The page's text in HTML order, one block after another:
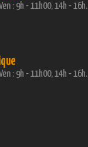
: 9h - 11h00, 14h - 16h.
: 9h - 11h00, 14h - 16h.